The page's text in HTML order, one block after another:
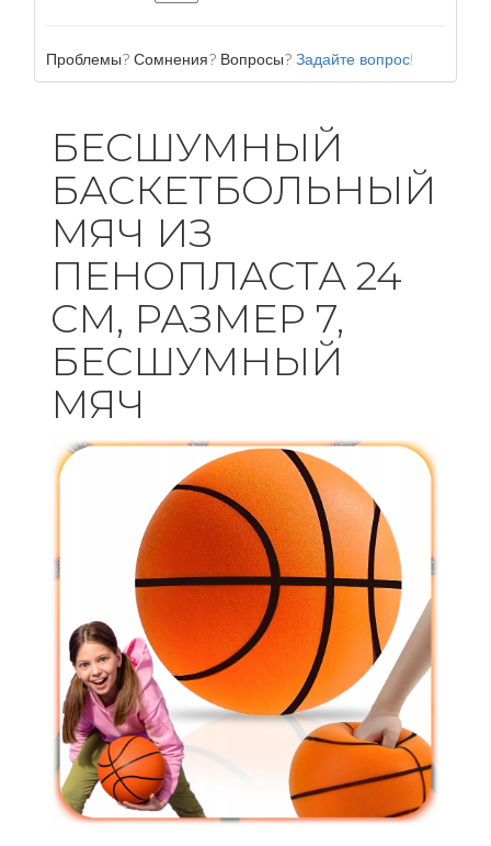
Проблемы? Сомнения? Вопросы? Задайте вопрос!
БЕСШУМНЫЙ
БАСКЕТБОЛЬНЫЙ
МЯЧ ИЗ
ПЕНОПЛАСТА 24
СМ, РАЗМЕР 7,
БЕСШУМНЫЙ
МЯЧ